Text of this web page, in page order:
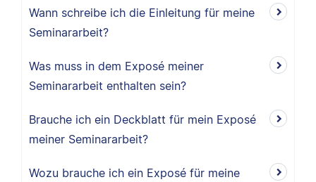
Wann schreibe ich die Einleitung für meine
Seminararbeit?
Was muss in dem Exposé meiner
Seminararbeit enthalten sein?
Brauche ich ein Deckblatt für mein Exposé
meiner Seminararbeit?
Wozu brauche ich ein Exposé für meine